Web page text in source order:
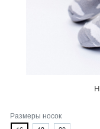
Размеры носок